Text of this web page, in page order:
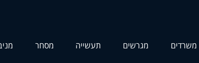
משרדים מגרשים תעשייה מסחר